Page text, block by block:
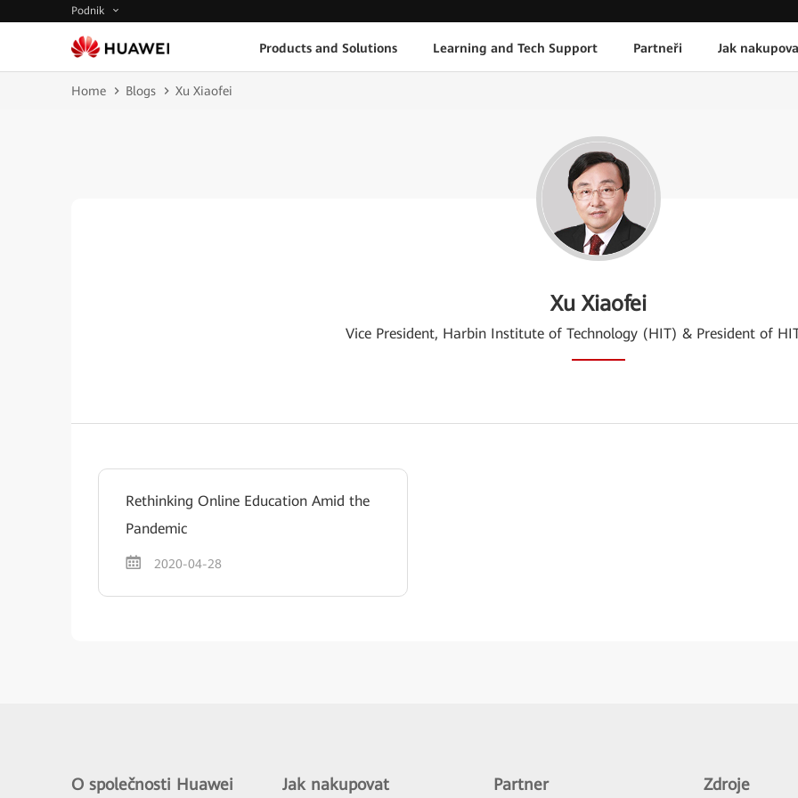
Podnik
Products and Solutions Learning and Tech Support Partneři Jak
Home Blogs Xu Xiaofei
Xu Xiaofei
Vice President, Harbin Institute of Technology (HIT) & President of
Rethinking Online Education Amid the
Pandemic
2020-04-28
O společnosti Huawei Jak nakupovat Partner Zdroje